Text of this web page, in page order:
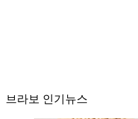
브라보 인기뉴스